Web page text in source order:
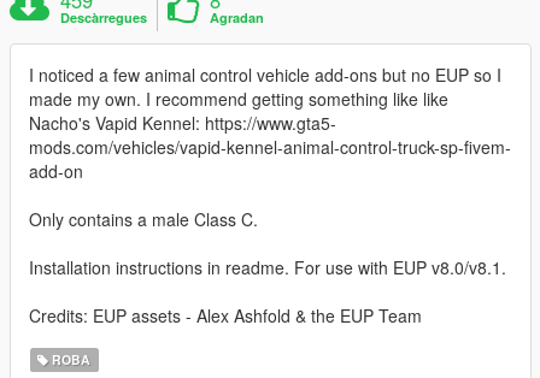
Descàrregues Agradan
I noticed a few animal control vehicle add-ons but no EUP so I
made my own. I recommend getting something like like
Nacho's Vapid Kennel: https://www.gta5-
mods.com/vehicles/vapid-kennel-animal-control-truck-sp-fivem-
add-on
Only contains a male Class C.
Installation instructions in readme. For use with EUP v8.0/v8.1.
Credits: EUP assets - Alex Ashfold & the EUP Team
ROBA